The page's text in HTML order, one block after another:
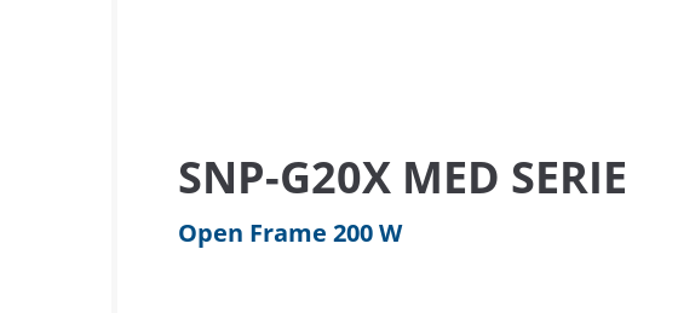
SNP-G20X MED SERIE
Open Frame 200 W